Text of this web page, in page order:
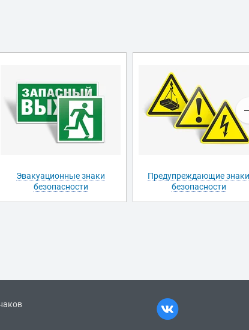
Эвакуационные знаки
безопасности
Предупреждающие знаки
безопасности